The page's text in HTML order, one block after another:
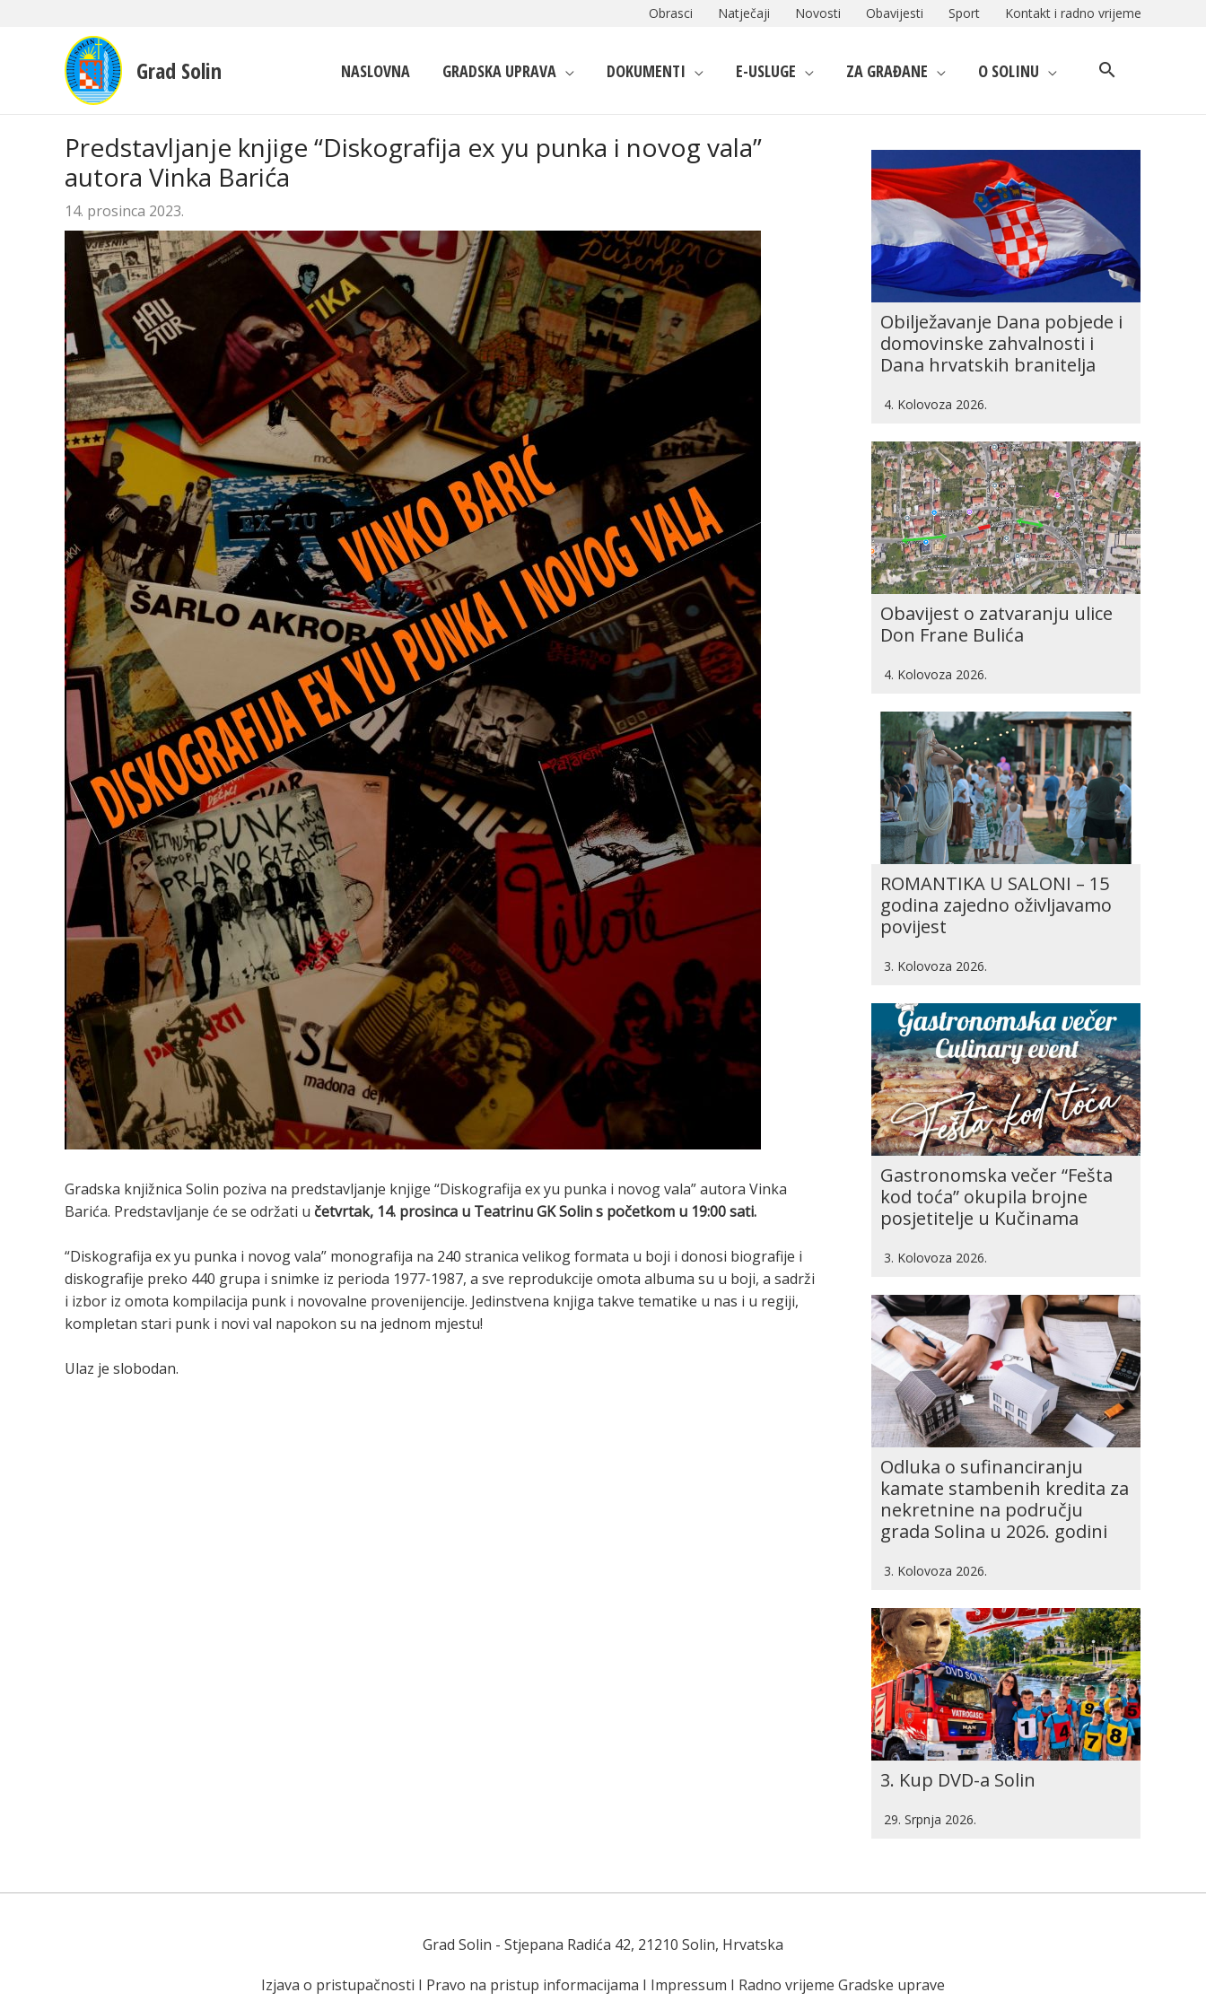
Obrasci Natječaji Novosti Obavijesti Sport Kontakt i radno vrijeme
Grad Solin NASLOVNA GRADSKA UPRAVA DOKUMENTI E-USLUGE ZA GRAĐANE O SOLINU
Predstavljanje knjige “Diskografija ex yu punka i novog vala”
autora Vinka Barića
14. prosinca 2023.
Gradska knjižnica Solin poziva na predstavljanje knjige “Diskografija ex yu punka i novog vala” autora Vinka
Barića. Predstavljanje će se održati u četvrtak, 14. prosinca u Teatrinu GK Solin s početkom u 19:00 sati.
“Diskografija ex yu punka i novog vala” monografija na 240 stranica velikog formata u boji i donosi biografije i
diskografije preko 440 grupa i snimke iz perioda 1977-1987, a sve reprodukcije omota albuma su u boji, a sadrži
i izbor iz omota kompilacija punk i novovalne provenijencije. Jedinstvena knjiga takve tematike u nas i u regiji,
kompletan stari punk i novi val napokon su na jednom mjestu!
Ulaz je slobodan.
Obilježavanje Dana pobjede i
domovinske zahvalnosti i
Dana hrvatskih branitelja
4. Kolovoza 2026.
Obavijest o zatvaranju ulice
Don Frane Bulića
4. Kolovoza 2026.
ROMANTIKA U SALONI – 15
godina zajedno oživljavamo
povijest
3. Kolovoza 2026.
Gastronomska večer “Fešta
kod toća” okupila brojne
posjetitelje u Kučinama
3. Kolovoza 2026.
Odluka o sufinanciranju
kamate stambenih kredita za
nekretnine na području
grada Solina u 2026. godini
3. Kolovoza 2026.
3. Kup DVD-a Solin
29. Srpnja 2026.
Grad Solin - Stjepana Radića 42, 21210 Solin, Hrvatska
Izjava o pristupačnosti I Pravo na pristup informacijama I Impressum I Radno vrijeme Gradske uprave